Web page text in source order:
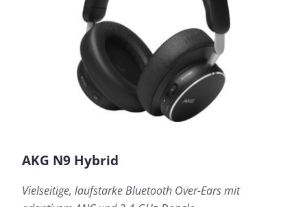
AKG N9 Hybrid
Vielseitige, laufstarke Bluetooth Over-Ears mit